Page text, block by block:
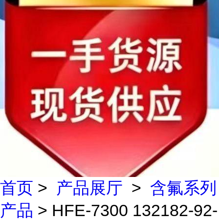
首页 > 产品展厅 > 含氟系列
产品 > HFE-7300 132182-92-